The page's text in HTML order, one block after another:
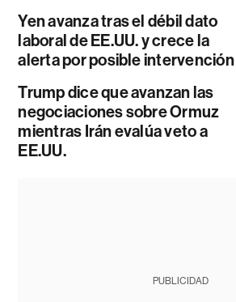
Yen avanza tras el débil dato
laboral de EE.UU. y crece la
alerta por posible intervención
Trump dice que avanzan las
negociaciones sobre Ormuz
mientras Irán evalúa veto a
EE.UU.
PUBLICIDAD